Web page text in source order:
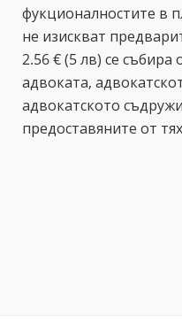
фукционалностите в
не изискват
2.56 € (5 лв) се
адвоката,
адвокатското
предоставяните от